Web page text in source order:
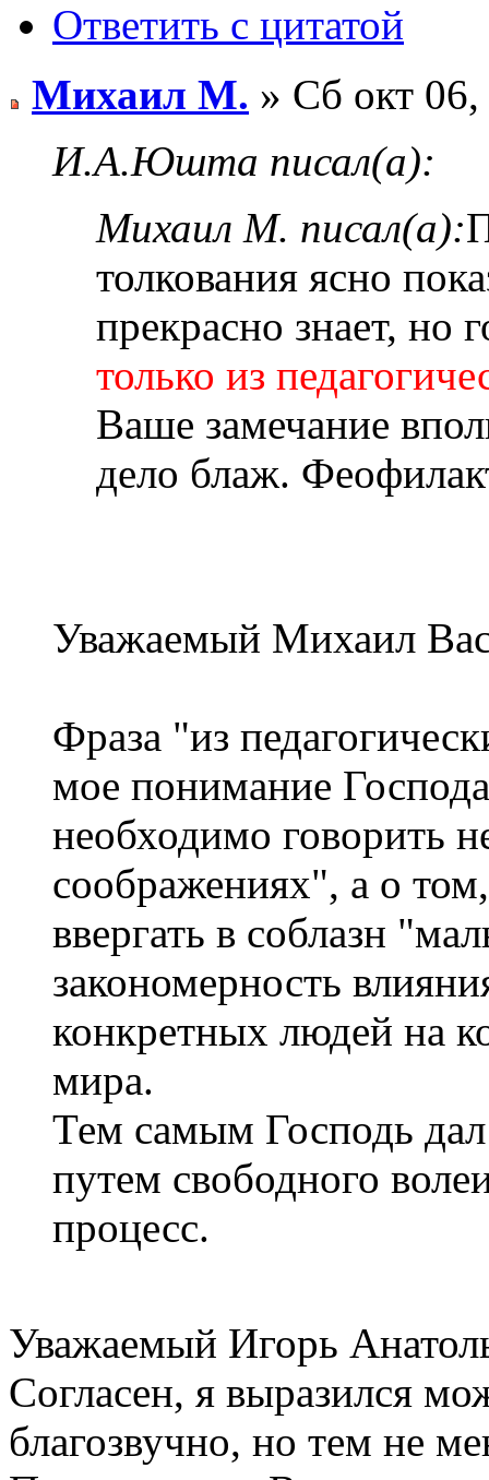
Ответить с цитатой
Михаил М. » Сб окт
И.А.Юшта писал(а):
Михаил М. писал(а):
толкования ясно
прекрасно знает, но
только из
Ваше замечание
дело блаж.
Уважаемый Михаил
Фраза "из
мое понимание
необходимо говорить
соображениях", а о
ввергать в соблазн
закономерность
конкретных людей на
мира.
Тем самым Господь
путем свободного
процесс.
Уважаемый Игорь
Согласен, я выразился
благозвучно, но тем не